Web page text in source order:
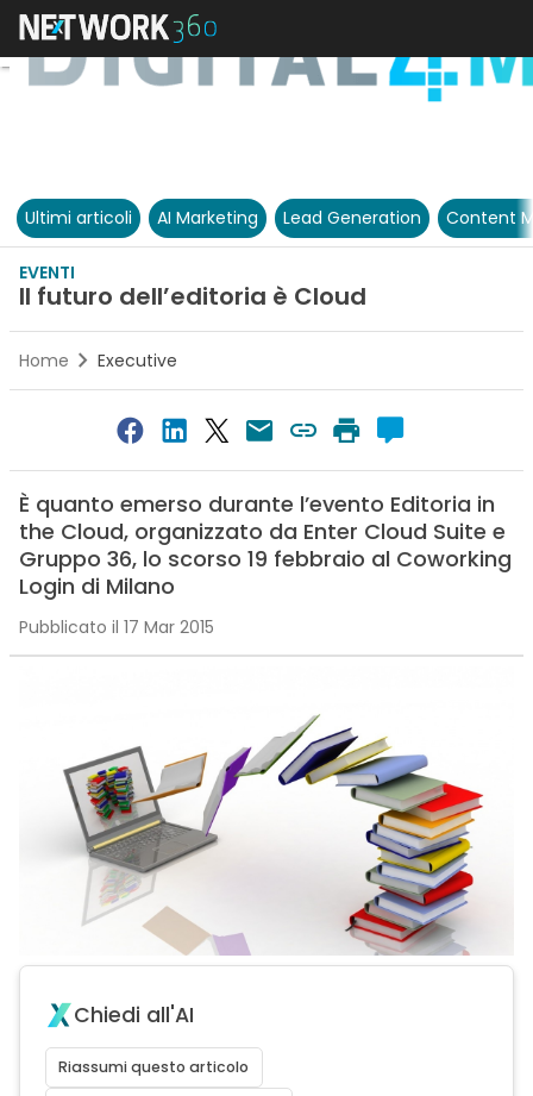
Ultimi articoli AI Marketing Lead Generation Content
EVENTI
Il futuro dell’editoria è Cloud
Home Executive
È quanto emerso durante l’evento Editoria in
the Cloud, organizzato da Enter Cloud Suite e
Gruppo 36, lo scorso 19 febbraio al Coworking
Login di Milano
Pubblicato il 17 Mar 2015
Chiedi all'AI
Riassumi questo articolo